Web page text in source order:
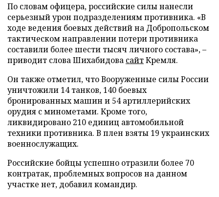
По словам офицера, российские силы нанесли
серьезный урон подразделениям противника. «В
ходе ведения боевых действий на Добропольском
тактическом направлении потери противника
составили более шести тысяч личного состава», –
приводит слова Шихабидова сайтКремля.
Он также отметил, что Вооруженные силы России
уничтожили 14 танков, 140 боевых
бронированных машин и 54 артиллерийских
орудия с минометами. Кроме того,
ликвидировано 210 единиц автомобильной
техники противника. В плен взяты 19 украинских
военнослужащих.
Российские бойцы успешно отразили более 70
контратак, проблемных вопросов на данном
участке нет, добавил командир.